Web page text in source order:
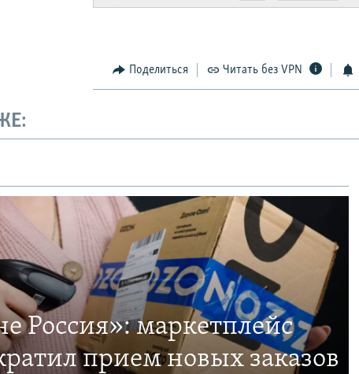
Поделиться Читать без VPN
Россия»: маркетплейс
прием новых заказов